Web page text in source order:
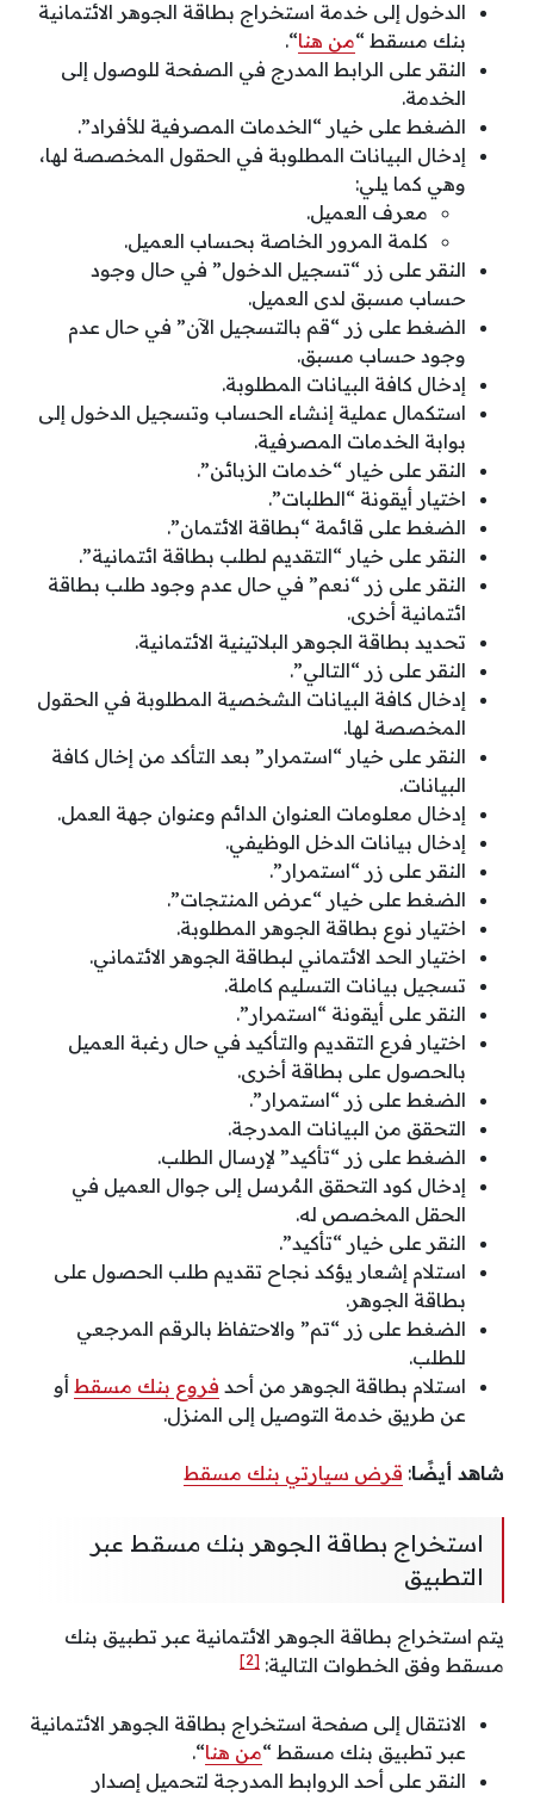
الدخول إلى خدمة استخراج بطاقة الجوهر الائتمانية
بنك مسقط “من هنا“.
النقر على الرابط المدرج في الصفحة للوصول إلى
الخدمة.
الضغط على خيار “الخدمات المصرفية للأفراد”.
إدخال البيانات المطلوبة في الحقول المخصصة لها،
وهي كما يلي:
معرف العميل.
كلمة المرور الخاصة بحساب العميل.
النقر على زر “تسجيل الدخول” في حال وجود
حساب مسبق لدى العميل.
الضغط على زر “قم بالتسجيل الآن” في حال عدم
وجود حساب مسبق.
إدخال كافة البيانات المطلوبة.
استكمال عملية إنشاء الحساب وتسجيل الدخول إلى
بوابة الخدمات المصرفية.
النقر على خيار “خدمات الزبائن”.
اختيار أيقونة “الطلبات”.
الضغط على قائمة “بطاقة الائتمان”.
النقر على خيار “التقديم لطلب بطاقة ائتمانية”.
النقر على زر “نعم” في حال عدم وجود طلب بطاقة
ائتمانية أخرى.
تحديد بطاقة الجوهر البلاتينية الائتمانية.
النقر على زر “التالي”.
إدخال كافة البيانات الشخصية المطلوبة في الحقول
المخصصة لها.
النقر على خيار “استمرار” بعد التأكد من إخال كافة
البيانات.
إدخال معلومات العنوان الدائم وعنوان جهة العمل.
إدخال بيانات الدخل الوظيفي.
النقر على زر “استمرار”.
الضغط على خيار “عرض المنتجات”.
اختيار نوع بطاقة الجوهر المطلوبة.
اختيار الحد الائتماني لبطاقة الجوهر الائتماني.
تسجيل بيانات التسليم كاملة.
النقر على أيقونة “استمرار”.
اختيار فرع التقديم والتأكيد في حال رغبة العميل
بالحصول على بطاقة أخرى.
الضغط على زر “استمرار”.
التحقق من البيانات المدرجة.
الضغط على زر “تأكيد” لإرسال الطلب.
إدخال كود التحقق المُرسل إلى جوال العميل في
الحقل المخصص له.
النقر على خيار “تأكيد”.
استلام إشعار يؤكد نجاح تقديم طلب الحصول على
بطاقة الجوهر.
الضغط على زر “تم” والاحتفاظ بالرقم المرجعي
للطلب.
استلام بطاقة الجوهر من أحد فروع بنك مسقط أو
عن طريق خدمة التوصيل إلى المنزل.
شاهد أيضًا: قرض سيارتي بنك مسقط
استخراج بطاقة الجوهر بنك مسقط عبر
التطبيق
يتم استخراج بطاقة الجوهر الائتمانية عبر تطبيق بنك
مسقط وفق الخطوات التالية: [2]
الانتقال إلى صفحة استخراج بطاقة الجوهر الائتمانية
عبر تطبيق بنك مسقط “من هنا“.
النقر على أحد الروابط المدرجة لتحميل إصدار